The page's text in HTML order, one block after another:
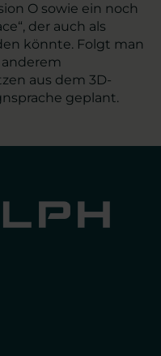
O sowie ein noch
der auch als
könnte. Folgt man
aus dem 3D-
geplant.